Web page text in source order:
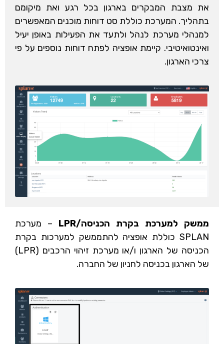
את מצבת המבקרים בארגון בכל רגע ואת מיקומם
בתהליך. המערכת כוללת סט דוחות מוכנים המאפשרים
למנהלי מערכת לנהל ולתעד את הפעילות באופן יעיל
ואינטואיטיבי. קיימת אופציה לפתח דוחות נוספים על פי
צרכי הארגון.
ממשק למערכת בקרת הכניסה/LPR
– מערכת
SPLAN כוללת אופציה להתממשק למערכות בקרת
הכניסה של הארגון ו/או מערכת זיהוי הרכבים (LPR)
של הארגון בכניסה לחניון של החברה.